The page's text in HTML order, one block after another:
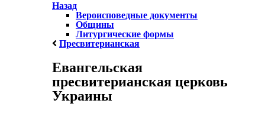
Назад
Вероисповедные документы
Общины
Литургические формы
Пресвитерианская
Евангельская
пресвитерианская церковь
Украины